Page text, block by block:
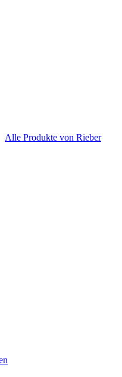
Alle Produkte von Rieber